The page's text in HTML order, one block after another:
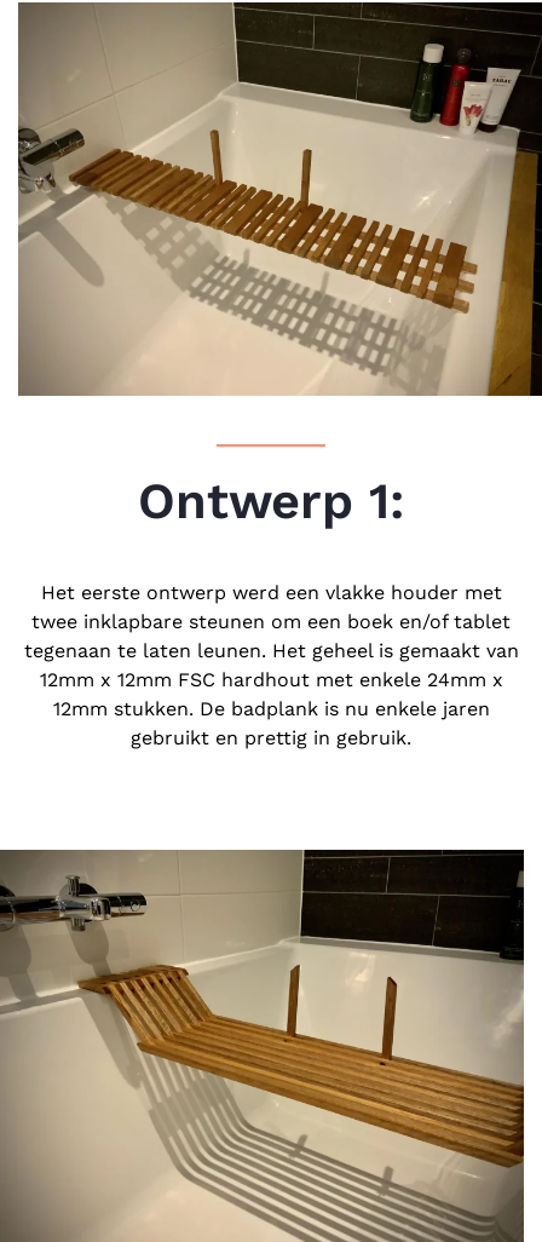
Ontwerp 1:
Het eerste ontwerp werd een vlakke houder met
twee inklapbare steunen om een boek en/of tablet
tegenaan te laten leunen. Het geheel is gemaakt van
12mm x 12mm FSC hardhout met enkele 24mm x
12mm stukken. De badplank is nu enkele jaren
gebruikt en prettig in gebruik.